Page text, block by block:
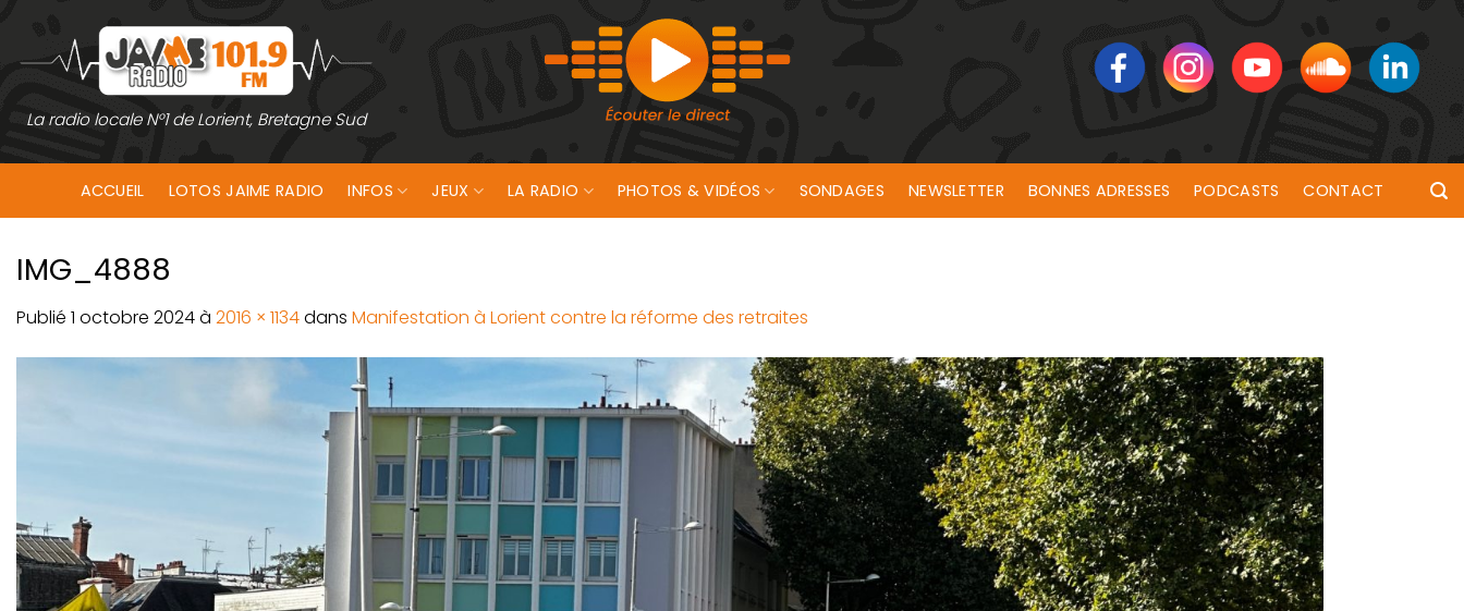
contenu
La radio locale N°1 de Lorient, Bretagne Sud
ACCUEIL LOTOS JAIME RADIO INFOS JEUX LA RADIO PHOTOS & VIDÉOS SONDAGES NEWSLETTER BONNES ADRESSES PODCASTS CONTACT
IMG_4888
Publié 1 octobre 2024à 2016 × 1134dans Manifestation à Lorient contre la réforme des retraites